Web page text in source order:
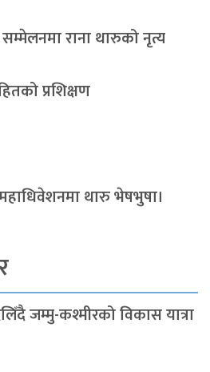
राना थारुको नृत्य
प्रशिक्षण
थारु भेषभुषा।
जम्मु-कश्मीरको विकास यात्रा